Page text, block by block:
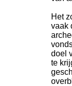
Het
vaak
doel
te